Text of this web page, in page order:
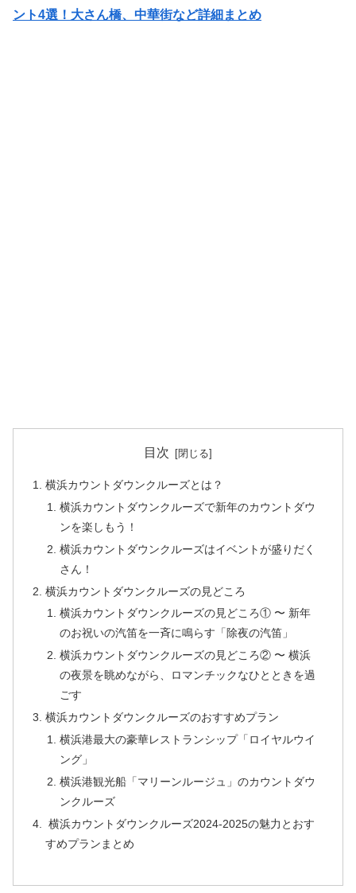
ント4選！大さん橋、中華街など詳細まとめ
目次
横浜カウントダウンクルーズとは？
横浜カウントダウンクルーズで新年のカウントダウ
ンを楽しもう！
横浜カウントダウンクルーズはイベントが盛りだく
さん！
横浜カウントダウンクルーズの見どころ
横浜カウントダウンクルーズの見どころ① 〜 新年
のお祝いの汽笛を一斉に鳴らす「除夜の汽笛」
横浜カウントダウンクルーズの見どころ② 〜 横浜
の夜景を眺めながら、ロマンチックなひとときを過
ごす
横浜カウントダウンクルーズのおすすめプラン
横浜港最大の豪華レストランシップ「ロイヤルウイ
ング」
横浜港観光船「マリーンルージュ」のカウントダウ
ンクルーズ
横浜カウントダウンクルーズ2024-2025の魅力とおす
すめプランまとめ